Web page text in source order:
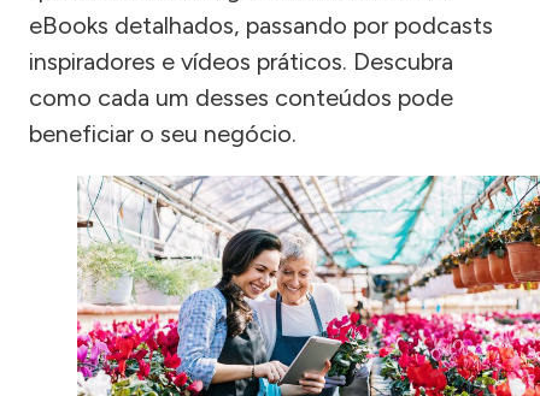
eBooks detalhados, passando por podcasts
inspiradores e vídeos práticos. Descubra
como cada um desses conteúdos pode
beneficiar o seu negócio.